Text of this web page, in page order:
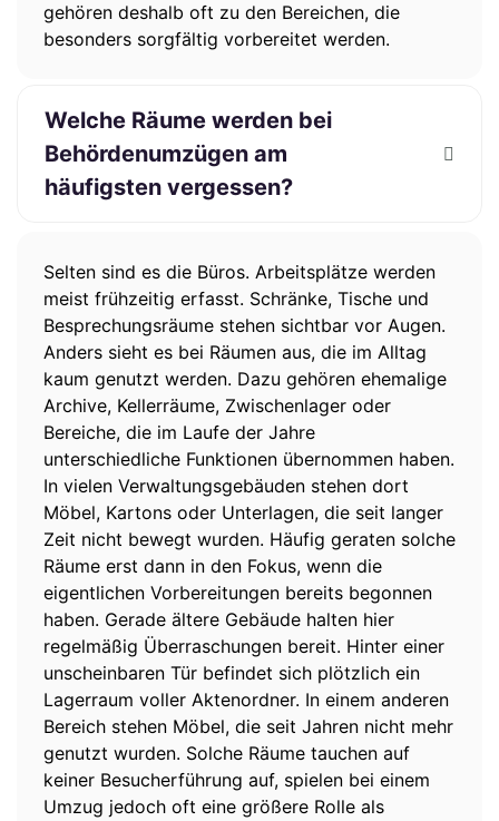
gehören deshalb oft zu den Bereichen, die
besonders sorgfältig vorbereitet werden.
Welche Räume werden bei
Behördenumzügen am
häufigsten vergessen?
Selten sind es die Büros. Arbeitsplätze werden
meist frühzeitig erfasst. Schränke, Tische und
Besprechungsräume stehen sichtbar vor Augen.
Anders sieht es bei Räumen aus, die im Alltag
kaum genutzt werden. Dazu gehören ehemalige
Archive, Kellerräume, Zwischenlager oder
Bereiche, die im Laufe der Jahre
unterschiedliche Funktionen übernommen haben.
In vielen Verwaltungsgebäuden stehen dort
Möbel, Kartons oder Unterlagen, die seit langer
Zeit nicht bewegt wurden. Häufig geraten solche
Räume erst dann in den Fokus, wenn die
eigentlichen Vorbereitungen bereits begonnen
haben. Gerade ältere Gebäude halten hier
regelmäßig Überraschungen bereit. Hinter einer
unscheinbaren Tür befindet sich plötzlich ein
Lagerraum voller Aktenordner. In einem anderen
Bereich stehen Möbel, die seit Jahren nicht mehr
genutzt wurden. Solche Räume tauchen auf
keiner Besucherführung auf, spielen bei einem
Umzug jedoch oft eine größere Rolle als